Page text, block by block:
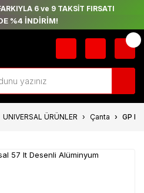
6 ve 9 TAKSİT FIRSATI
%4 İNDİRİM!
UNIVERSAL ÜRÜNLER Çanta GP